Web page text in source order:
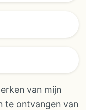
Afrika?
van mijn
te ontvangen van